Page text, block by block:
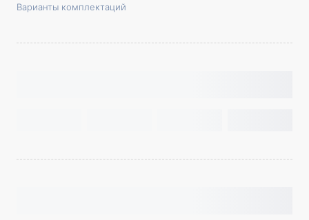
Варианты комплектаций